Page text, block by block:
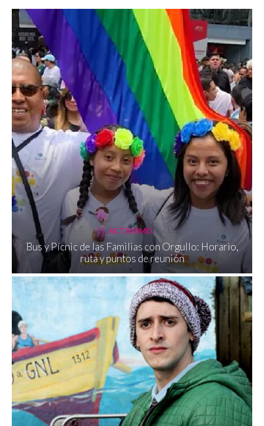
ACTIVISMO
Bus y Pícnic de las Familias con Orgullo: Horario,
ruta y puntos de reunión